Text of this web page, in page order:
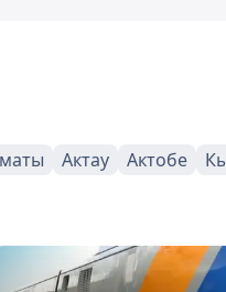
Актау Актобе